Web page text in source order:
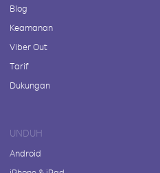
Blog
Keamanan
Viber Out
Tarif
Dukungan
UNDUH
Android